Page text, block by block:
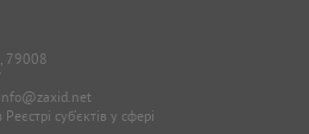
79008
info@zaxid.net
суб'єктів у сфері